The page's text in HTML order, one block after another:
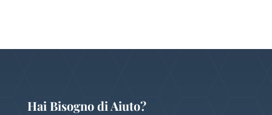
Hai Bisogno di Aiuto?